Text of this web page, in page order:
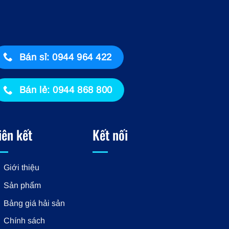
Bán sỉ: 0944 964 422
Bán lẻ: 0944 868 800
kết
Giới thiệu
Sản phẩm
Bảng giá hải sản
Chính sách
Kết nối